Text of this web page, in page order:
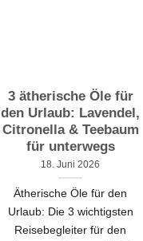
3 ätherische Öle für
den Urlaub: Lavendel,
Citronella & Teebaum
für unterwegs
18. Juni 2026
Ätherische Öle für den
Urlaub: Die 3 wichtigsten
Reisebegleiter für den